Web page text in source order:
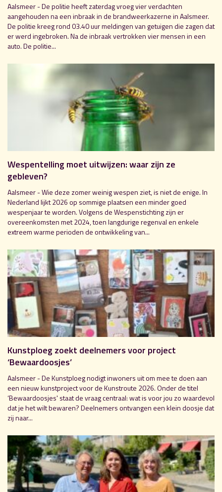
Aalsmeer - De politie heeft zaterdag vroeg vier verdachten
aangehouden na een inbraak in de brandweerkazerne in Aalsmeer.
De politie kreeg rond 03.40 uur meldingen van getuigen die zagen dat
er werd ingebroken. Na de inbraak vertrokken vier mensen in een
auto. De politie...
Wespentelling moet uitwijzen: waar zijn ze
gebleven?
Aalsmeer - Wie deze zomer weinig wespen ziet, is niet de enige. In
Nederland lijkt 2026 op sommige plaatsen een minder goed
wespenjaar te worden. Volgens de Wespenstichting zijn er
overeenkomsten met 2024, toen langdurige regenval en enkele
extreem warme perioden de ontwikkeling van...
Kunstploeg zoekt deelnemers voor project
‘Bewaardoosjes’
Aalsmeer - De Kunstploeg nodigt inwoners uit om mee te doen aan
een nieuw kunstproject voor de Kunstroute 2026. Onder de titel
‘Bewaardoosjes' staat de vraag centraal: wat is voor jou zo waardevol
dat je het wilt bewaren? Deelnemers ontvangen een klein doosje dat
zij naar...